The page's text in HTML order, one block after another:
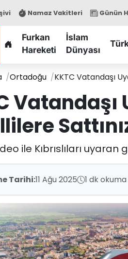
Namaz Vakitleri Günün
Furkan
Hareketi
İslam
Dünyası
Ortadoğu KKTC Vatandaşı
Vatandaşı
ile Kıbrıslıları uyaran
Tarihi:11 Ağu 2025 1 dk